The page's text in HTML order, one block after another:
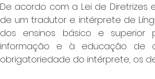
De acordo com a Lei de Diretrizes
de um tradutor e intérprete de
dos ensinos básico e superior
informação e à educação de
obrigatoriedade do intérprete, os